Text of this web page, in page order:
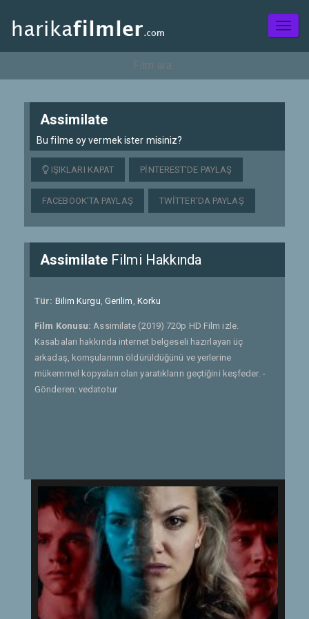
Assimilate
Bu filme oy vermek ister misiniz?
IŞIKLARI KAPAT PINTEREST'DE PAYLAŞ
FACEBOOK'TA PAYLAŞ TWITTER'DA PAYLAŞ
Assimilate Filmi Hakkında
Tür: Bilim Kurgu, Gerilim , Korku
Film Konusu:Assimilate (2019) 720p HD Film izle.
Kasabaları hakkında internet belgeseli hazırlayan üç
arkadaş, komşularının öldürüldüğünü ve yerlerine
mükemmel kopyaları olan yaratıkların geçtiğini keşfeder. -
Gönderen: vedatotur